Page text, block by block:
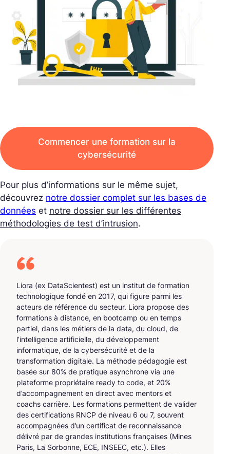
Commencer une formation sur la
cybersécurité
Pour plus d’informations sur le même sujet,
découvrez notre dossier complet sur les bases de
données et notre dossier sur les différentes
méthodologies de test d’intrusion.
Liora (ex DataScientest) est un institut de formation
technologique fondé en 2017, qui figure parmi les
acteurs de référence du secteur. Liora propose des
formations à distance, en bootcamp ou en temps
partiel, dans les métiers de la data, du cloud, de
l’intelligence artificielle, du développement
informatique, de la cybersécurité et de la
transformation digitale. La méthode pédagogie est
basée sur 80% de pratique asynchrone via une
plateforme propriétaire ready to code, et 20%
d’accompagnement en direct avec mentors et
coachs carrière. Les formations permettent de valider
des certifications RNCP de niveau 6 ou 7, souvent
accompagnées d’un certificat de reconnaissance
délivré par de grandes institutions françaises (Mines
Paris, La Sorbonne, ECE, INSEEC, etc.). Elles